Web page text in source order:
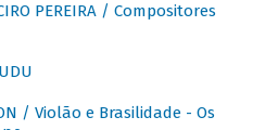
PEREIRA / Compositores
/ Violão e Brasilidade - Os